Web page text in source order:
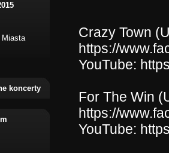
Miasta
koncerty
Crazy Town
https://
YouTube:
For The Win
https://
YouTube: